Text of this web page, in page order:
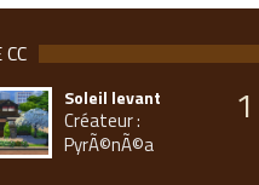
Soleil levant
Créateur :
PyrÃ©nÃ©a
1